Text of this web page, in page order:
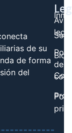
de su
de forma
del
Blog
legal
de